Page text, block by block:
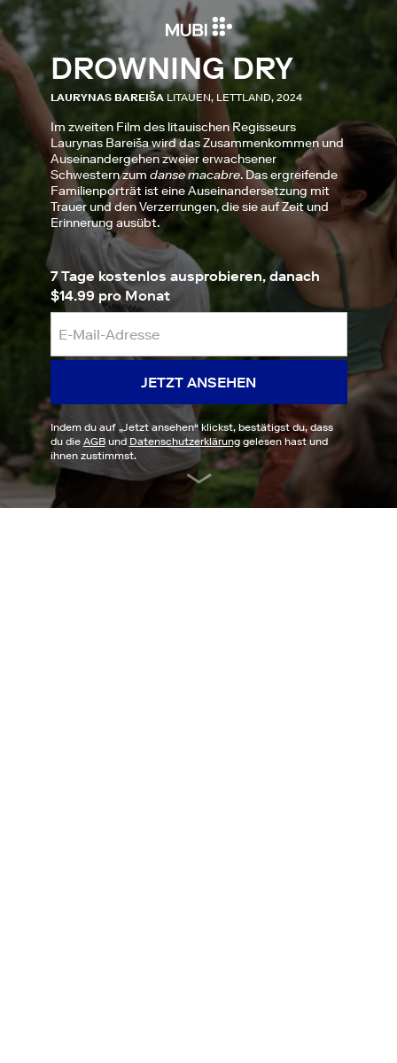
DROWNING DRY
LAURYNAS BAREIŠA LITAUEN, LETTLAND, 2024
Im zweiten Film des litauischen Regisseurs
Laurynas Bareiša wird das Zusammenkommen und
Auseinandergehen zweier erwachsener
Schwestern zum danse macabre. Das ergreifende
Familienporträt ist eine Auseinandersetzung mit
Trauer und den Verzerrungen, die sie auf Zeit und
Erinnerung ausübt.
7 Tage kostenlos ausprobieren, danach
$14.99 pro Monat
JETZT ANSEHEN
Indem du auf „Jetzt ansehen“ klickst, bestätigst du, dass
du die AGBund Datenschutzerklärunggelesen hast und
ihnen zustimmst.